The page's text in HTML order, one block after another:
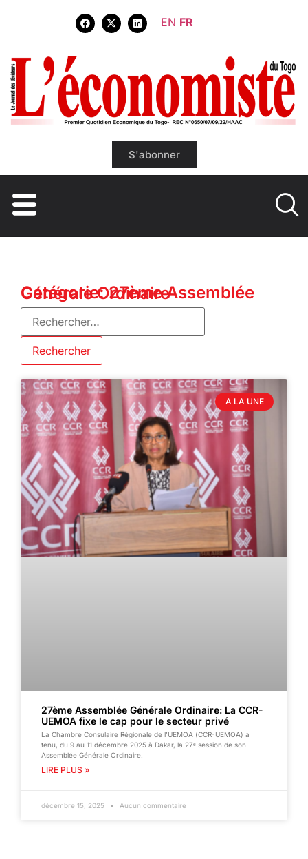
EN FR
S'abonner
Catégorie: 27ème Assemblée Générale Ordinaire
A LA UNE
27ème Assemblée Générale Ordinaire: La CCR-
UEMOA fixe le cap pour le secteur privé
La Chambre Consulaire Régionale de l’UEMOA (CCR-UEMOA) a
tenu, du 9 au 11 décembre 2025 à Dakar, la 27ᵉ session de son
Assemblée Générale Ordinaire.
LIRE PLUS »
décembre 15, 2025 Aucun commentaire